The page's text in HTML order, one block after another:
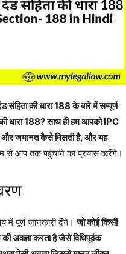
संहिता की धारा 188 के बारे में सम्पूर्ण
धारा 188? साथ ही हम आपको IPC
और जमानत कैसे मिलती है, और यह
से आप तक पहुंचाने का प्रयास करेंगे।
में पूर्ण जानकारी देंगे।जो कोई किसी
अवज्ञा करता है जैसे विधिपूर्वक